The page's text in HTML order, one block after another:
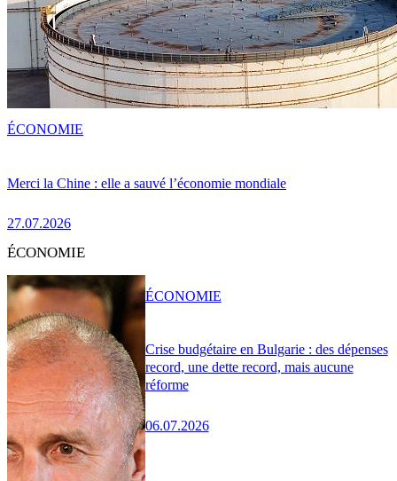
Merci la Chine : elle a sauvé l’économie mondiale
27.07.2026
ÉCONOMIE
ÉCONOMIE
Crise budgétaire en Bulgarie : des dépenses
record, une dette record, mais aucune
réforme
06.07.2026
ÉCONOMIE